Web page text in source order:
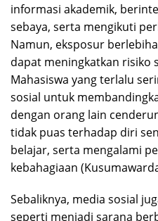
informasi akademik,
sebaya, serta mengikuti
Namun, eksposur
dapat meningkatkan risiko
Mahasiswa yang terlalu
sosial untuk
dengan orang lain
tidak puas terhadap diri
belajar, serta mengalami
kebahagiaan
Sebaliknya, media sosial
seperti menjadi sarana